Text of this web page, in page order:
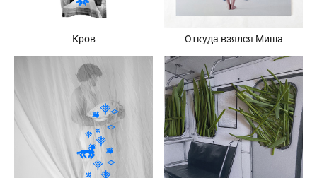
Кров Откуда взялся Миша